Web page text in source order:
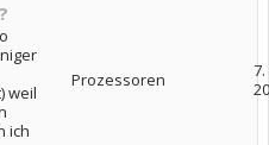
weil
ich
Prozessoren